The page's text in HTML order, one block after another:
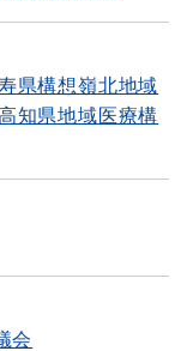
県構想嶺北地域
知県地域医療構
会